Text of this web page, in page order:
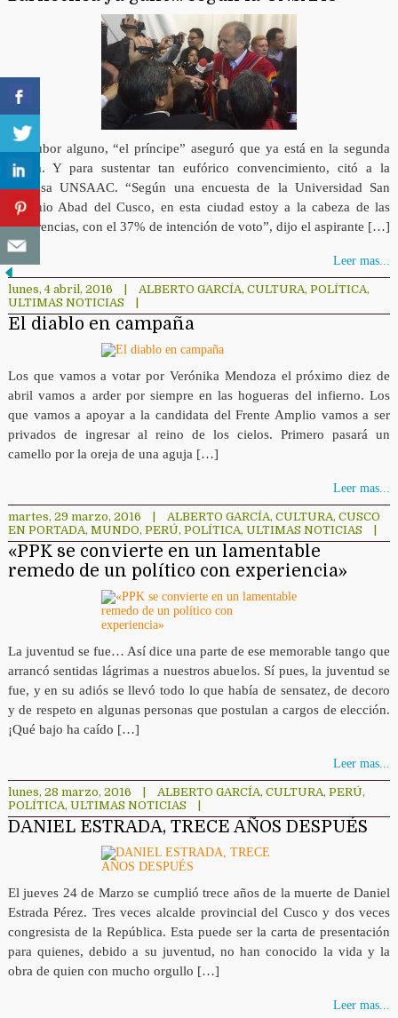
Sin rubor alguno, “el príncipe” aseguró que ya está en la segunda
vuelta. Y para sustentar tan eufórico convencimiento, citó a la
gloriosa UNSAAC. “Según una encuesta de la Universidad San
Antonio Abad del Cusco, en esta ciudad estoy a la cabeza de las
preferencias, con el 37% de intención de voto”, dijo el aspirante […]
Leer mas...
lunes, 4 abril, 2016 ALBERTO GARCÍA, CULTURA, POLÍTICA,
ULTIMAS NOTICIAS
El diablo en campaña
Los que vamos a votar por Verónika Mendoza el próximo diez de
abril vamos a arder por siempre en las hogueras del infierno. Los
que vamos a apoyar a la candidata del Frente Amplio vamos a ser
privados de ingresar al reino de los cielos. Primero pasará un
camello por la oreja de una aguja […]
Leer mas...
martes, 29 marzo, 2016 ALBERTO GARCÍA, CULTURA, CUSCO
EN PORTADA, MUNDO, PERÚ, POLÍTICA, ULTIMAS NOTICIAS
«PPK se convierte en un lamentable
remedo de un político con experiencia»
La juventud se fue… Así dice una parte de ese memorable tango que
arrancó sentidas lágrimas a nuestros abuelos. Sí pues, la juventud se
fue, y en su adiós se llevó todo lo que había de sensatez, de decoro
y de respeto en algunas personas que postulan a cargos de elección.
¡Qué bajo ha caído […]
Leer mas...
lunes, 28 marzo, 2016 ALBERTO GARCÍA, CULTURA, PERÚ,
POLÍTICA, ULTIMAS NOTICIAS
DANIEL ESTRADA, TRECE AÑOS DESPUÉS
El jueves 24 de Marzo se cumplió trece años de la muerte de Daniel
Estrada Pérez. Tres veces alcalde provincial del Cusco y dos veces
congresista de la República. Esta puede ser la carta de presentación
para quienes, debido a su juventud, no han conocido la vida y la
obra de quien con mucho orgullo […]
Leer mas...